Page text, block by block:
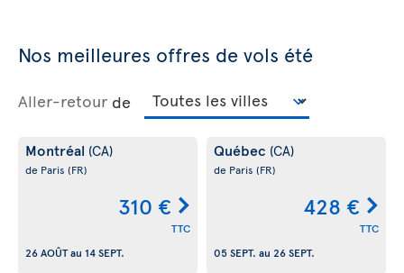
Nos meilleures offres de vols été
Aller-retour de
Montréal (CA)
de Paris (FR)
310 €
TTC
26 AOÛTau 14 SEPT.
Québec (CA)
de Paris (FR)
428 €
TTC
05 SEPT. au 26 SEPT.